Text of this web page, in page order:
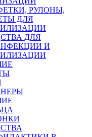
РУЛОНЫ,
ДЛЯ
ДЛЯ
И